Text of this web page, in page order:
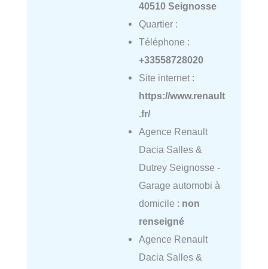
40510 Seignosse
Quartier :
Téléphone :
+33558728020
Site internet :
https://www.renault
.fr/
Agence Renault
Dacia Salles &
Dutrey Seignosse -
Garage automobi à
domicile : non
renseigné
Agence Renault
Dacia Salles &